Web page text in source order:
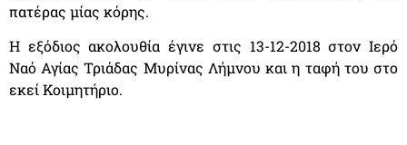
πατέρας μίας κόρης.
Η εξόδιος ακολουθία έγινε στις 13-12-2018 στον Ιερό
Ναό Αγίας Τριάδας Μυρίνας Λήμνου και η ταφή του στο
εκεί Κοιμητήριο.